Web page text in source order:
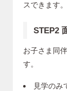
スできます。
STEP2
お子さま同
す。
見学のみ